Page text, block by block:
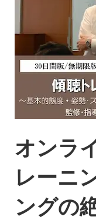
オンラ
レーニ
ングの